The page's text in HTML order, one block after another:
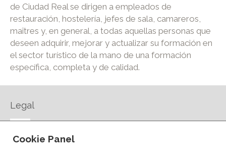
de Ciudad Real se dirigen a empleados de
restauración, hostelería, jefes de sala, camareros,
maîtres y, en general, a todas aquellas personas que
deseen adquirir, mejorar y actualizar su formación en
el sector turístico de la mano de una formación
específica, completa y de calidad.
Legal
AVISO LEGAL
Cookie Panel